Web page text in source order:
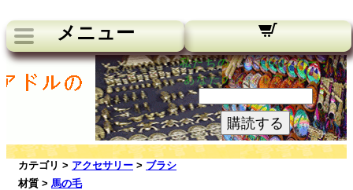
メニュー
私たちのニュースレター：
あなたのメールアドレス:
購読する
カテゴリ > アクセサリー > ブラシ
材質 > 馬の毛